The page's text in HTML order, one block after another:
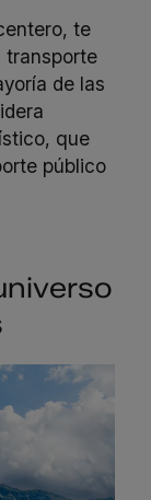
te
transporte
de las
que
público